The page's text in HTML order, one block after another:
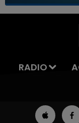
LA TEAM
RADIO